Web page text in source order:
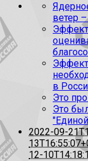
ветер
Эффект
в
Это
Это
2022-09-
12-